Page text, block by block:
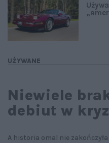
UŻYWANE
Niewiele
debiut w
A historia omal nie zakończyła